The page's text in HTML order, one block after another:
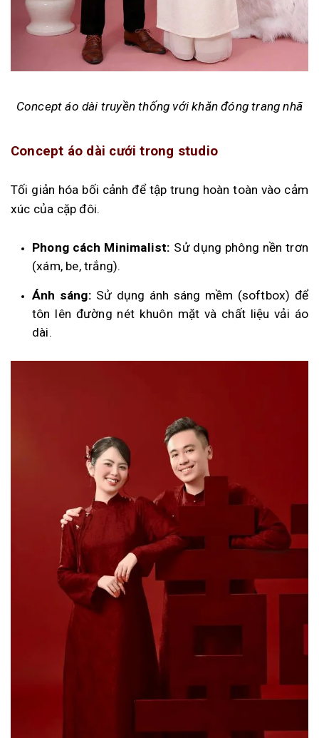
Concept áo dài truyền thống với khăn đóng trang nhã
Concept áo dài cưới trong studio
Tối giản hóa bối cảnh để tập trung hoàn toàn vào cảm
xúc của cặp đôi.
Phong cách Minimalist: Sử dụng phông nền trơn
(xám, be, trắng).
Ánh sáng: Sử dụng ánh sáng mềm (softbox) để
tôn lên đường nét khuôn mặt và chất liệu vải áo
dài.